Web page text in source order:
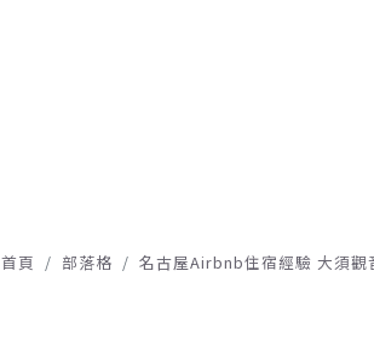
首頁 部落格 名古屋Airbnb住宿經驗 大須觀